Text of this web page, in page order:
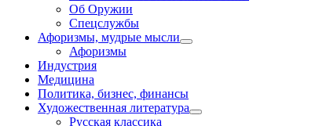
Об Оружии
Спецслужбы
Афоризмы, мудрые мысли
Афоризмы
Индустрия
Медицина
Политика, бизнес, финансы
Художественная литература
Русская классика